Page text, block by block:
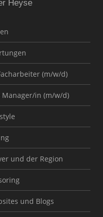
Heyse
(m/w/d)
Manager/in (m/w/d)
und der Region
und Blogs